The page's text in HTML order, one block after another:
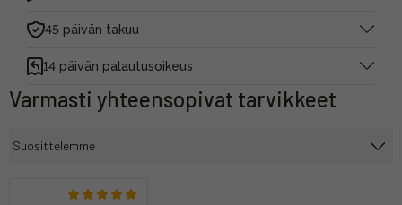
45 päivän takuu
14 päivän palautusoikeus
Varmasti yhteensopivat tarvikkeet